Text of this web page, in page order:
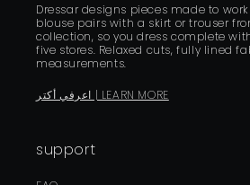
Dressar designs pieces made to
blouse pairs with a skirt or trouser
collection, so you dress complete
five stores. Relaxed cuts, fully lined
measurements.
اعرفي أكتر | LEARN MORE
support